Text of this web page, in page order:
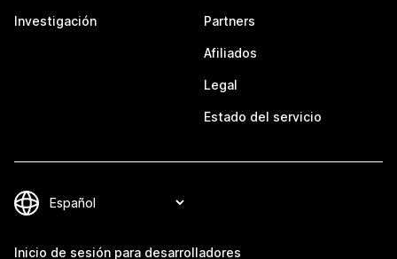
Investigación Partners
Afiliados
Legal
Estado del servicio
Inicio de sesión para desarrolladores